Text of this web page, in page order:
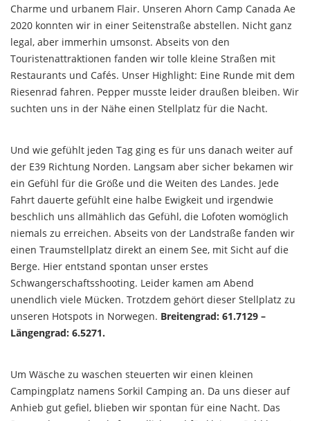
Charme und urbanem Flair. Unseren Ahorn Camp Canada Ae
2020 konnten wir in einer Seitenstraße abstellen. Nicht ganz
legal, aber immerhin umsonst. Abseits von den
Touristenattraktionen fanden wir tolle kleine Straßen mit
Restaurants und Cafés. Unser Highlight: Eine Runde mit dem
Riesenrad fahren. Pepper musste leider draußen bleiben. Wir
suchten uns in der Nähe einen Stellplatz für die Nacht.
Und wie gefühlt jeden Tag ging es für uns danach weiter auf
der E39 Richtung Norden. Langsam aber sicher bekamen wir
ein Gefühl für die Größe und die Weiten des Landes. Jede
Fahrt dauerte gefühlt eine halbe Ewigkeit und irgendwie
beschlich uns allmählich das Gefühl, die Lofoten womöglich
niemals zu erreichen. Abseits von der Landstraße fanden wir
einen Traumstellplatz direkt an einem See, mit Sicht auf die
Berge. Hier entstand spontan unser erstes
Schwangerschaftsshooting. Leider kamen am Abend
unendlich viele Mücken. Trotzdem gehört dieser Stellplatz zu
unseren Hotspots in Norwegen. Breitengrad: 61.7129 –
Längengrad: 6.5271.
Um Wäsche zu waschen steuerten wir einen kleinen
Campingplatz namens Sorkil Camping an. Da uns dieser auf
Anhieb gut gefiel, blieben wir spontan für eine Nacht. Das